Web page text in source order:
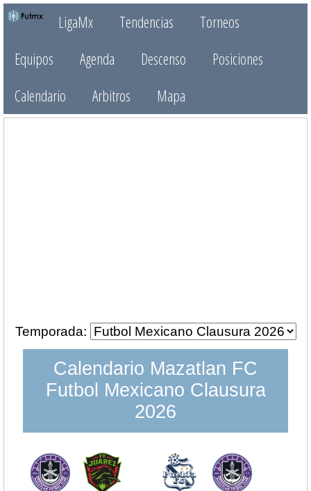
LigaMx Tendencias
Torneos
Equipos
Agenda Descenso
Posiciones
Calendario
Arbitros Mapa
Temporada:
Calendario Mazatlan FC
Futbol Mexicano Clausura
2026